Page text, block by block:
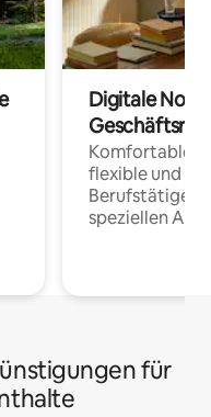
Digitale
Komfortable
flexible und
Berufstätige
speziellen
für